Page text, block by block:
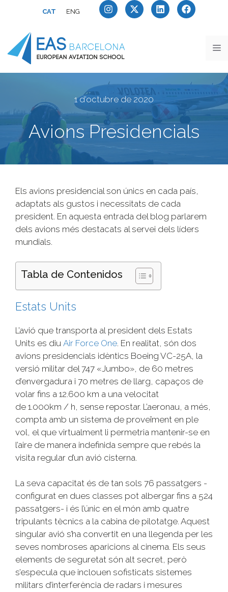
CAT ENG
1 d'octubre de 2020
Avions Presidencials
Els avions presidencial son únics en cada país,
adaptats als gustos i necessitats de cada
president. En aquesta entrada del blog parlarem
dels avions més destacats al servei dels líders
mundials.
Tabla de Contenidos
Estats Units
L’avió que transporta al president dels Estats
Units es diu Air Force One. En realitat, són dos
avions presidencials idèntics Boeing VC-25A, la
versió militar del 747 «Jumbo», de 60 metres
d’envergadura i 70 metres de llarg, capaços de
volar fins a 12.600 km a una velocitat
de 1.000km / h, sense repostar. L’aeronau, a més,
compta amb un sistema de proveïment en ple
vol, el que virtualment li permetria mantenir-se en
l’aire de manera indefinida sempre que rebés la
visita regular d’un avió cisterna.
La seva capacitat és de tan sols 76 passatgers -
configurat en dues classes pot albergar fins a 524
passatgers- i és l’únic en el món amb quatre
tripulants tècnics a la cabina de pilotatge. Aquest
singular avió s’ha convertit en una llegenda per les
seves nombroses aparicions al cinema. Els seus
elements de seguretat són alt secret, però
s’especula que inclouen sofisticats sistemes
militars d’interferència de radars i mesures